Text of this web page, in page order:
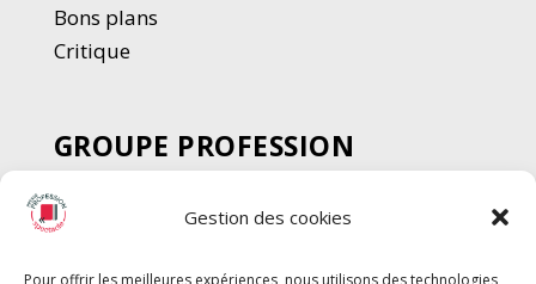
Gestion des cookies
Bons plans
Critique
GROUPE PROFESSION
SPECTACLE
Chèque Intermittents